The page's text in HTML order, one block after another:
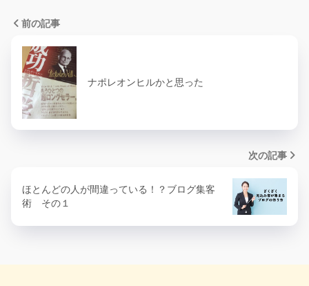
前の記事
ナポレオンヒルかと思った
次の記事
ほとんどの人が間違っている！？ブログ集客
術 その１